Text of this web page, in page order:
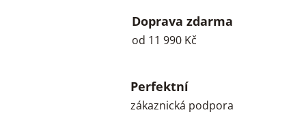
Doprava zdarma
od 11 990 Kč
Perfektní
zákaznická podpora